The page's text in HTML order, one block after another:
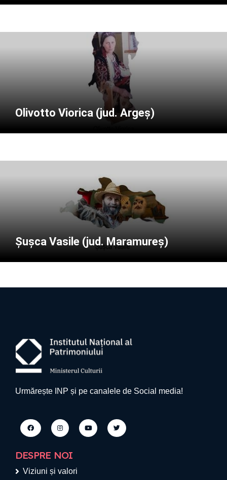
Olivotto Viorica (jud. Argeș)
Șușca Vasile (jud. Maramureș)
Urmărește INP și pe canalele de Social media!
DESPRE NOI
Viziuni și valori